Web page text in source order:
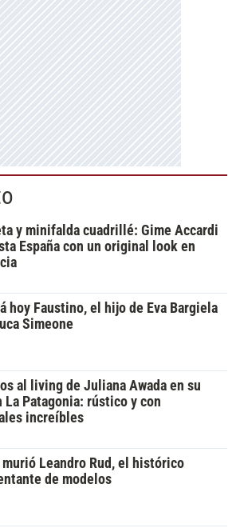
y minifalda cuadrillé: Gime Accardi
España con un original look en
hoy Faustino, el hijo de Eva Bargiela
Simeone
al living de Juliana Awada en su
La Patagonia: rústico y con
increíbles
murió Leandro Rud, el histórico
de modelos